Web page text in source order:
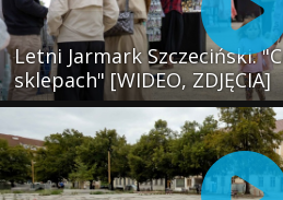
Letni Jarmark Szczeciński.
sklepach" [WIDEO, ZDJĘCIA]